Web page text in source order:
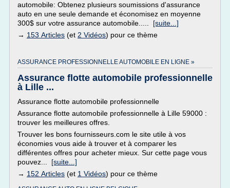
automobile: Obtenez plusieurs soumissions d'assurance
auto en une seule demande et économisez en moyenne
300$ sur votre assurance automobile..... [suite...]
→ 153 Articles (et 2 Vidéos) pour ce thème
ASSURANCE PROFESSIONNELLE AUTOMOBILE EN LIGNE »
Assurance flotte automobile professionnelle
à Lille ...
Assurance flotte automobile professionnelle
Assurance flotte automobile professionnelle à Lille 59000 :
trouver les meilleures offres.
Trouver les bons fournisseurs.com le site utile à vos
économies vous aide à trouver et à comparer les
différentes offres pour acheter mieux. Sur cette page vous
pouvez... [suite...]
→ 152 Articles (et 1 Vidéos) pour ce thème